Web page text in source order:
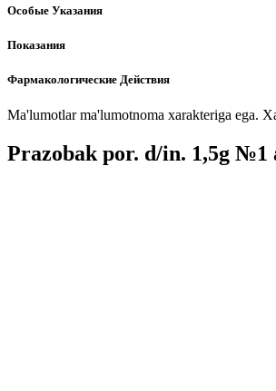
Особые Указания
Показания
Фармакологические Действия
Ma'lumotlar ma'lumotnoma xarakteriga ega.
Prazobak por. d/in. 1,5g №1